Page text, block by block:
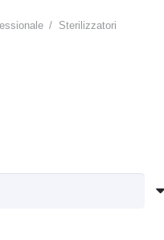
/ Sterilizzatori